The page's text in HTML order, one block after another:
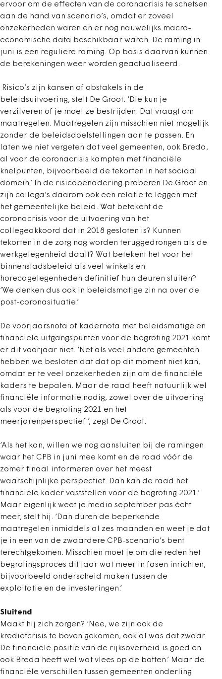
ervoor om de effecten van de coronacrisis te schetsen
aan de hand van scenario’s, omdat er zoveel
onzekerheden waren en er nog nauwelijks macro-
economische data beschikbaar waren. De raming in
juni is een reguliere raming. Op basis daarvan kunnen
de berekeningen weer worden geactualiseerd.
Risico’s zijn kansen of obstakels in de
beleidsuitvoering, stelt De Groot. ‘Die kun je
verzilveren of je moet ze bestrijden. Dat vraagt om
maatregelen. Maatregelen zijn misschien niet mogelijk
zonder de beleidsdoelstellingen aan te passen. En
laten we niet vergeten dat veel gemeenten, ook Breda,
al voor de coronacrisis kampten met financiële
knelpunten, bijvoorbeeld de tekorten in het sociaal
domein.’ In de risicobenadering proberen De Groot en
zijn collega’s daarom ook een relatie te leggen met
het gemeentelijke beleid. Wat betekent de
coronacrisis voor de uitvoering van het
collegeakkoord dat in 2018 gesloten is? Kunnen
tekorten in de zorg nog worden teruggedrongen als de
werkgelegenheid daalt? Wat betekent het voor het
binnenstadsbeleid als veel winkels en
horecagelegenheden definitief hun deuren sluiten?
‘We denken dus ook in beleidsmatige zin na over de
post-coronasituatie.’
De voorjaarsnota of kadernota met beleidsmatige en
financiële uitgangspunten voor de begroting 2021 komt
er dit voorjaar niet. ‘Net als veel andere gemeenten
hebben we besloten dat dat op dit moment niet kan,
omdat er te veel onzekerheden zijn om de financiële
kaders te bepalen. Maar de raad heeft natuurlijk wel
financiële informatie nodig, zowel over de uitvoering
als voor de begroting 2021 en het
meerjarenperspectief ’, zegt De Groot.
‘Als het kan, willen we nog aansluiten bij de ramingen
waar het CPB in juni mee komt en de raad vóór de
zomer finaal informeren over het meest
waarschijnlijke perspectief. Dan kan de raad het
financiele kader vaststellen voor de begroting 2021.’
Maar eigenlijk weet je medio september pas ècht
meer, stelt hij. ‘Dan duren de beperkende
maatregelen inmiddels al zes maanden en weet je dat
je in een van de zwaardere CPB-scenario’s bent
terechtgekomen. Misschien moet je om die reden het
begrotingsproces dit jaar wat meer in fasen inrichten,
bijvoorbeeld onderscheid maken tussen de
exploitatie en de investeringen.’
Sluitend
Maakt hij zich zorgen? ‘Nee, we zijn ook de
kredietcrisis te boven gekomen, ook al was dat zwaar.
De financiële positie van de rijksoverheid is goed en
ook Breda heeft wel wat vlees op de botten.’ Maar de
financiële verschillen tussen gemeenten onderling